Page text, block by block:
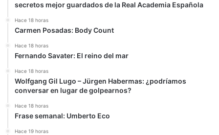
secretos mejor guardados de la Real Academia Española
Hace 18 horas
Carmen Posadas: Body Count
Hace 18 horas
Fernando Savater: El reino del mar
Hace 18 horas
Wolfgang Gil Lugo – Jürgen Habermas: ¿podríamos
conversar en lugar de golpearnos?
Hace 18 horas
Frase semanal: Umberto Eco
Hace 19 horas